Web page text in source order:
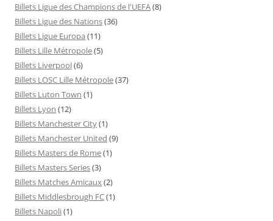
Billets Ligue des Champions de l'UEFA(8)
Billets Ligue des Nations(36)
Billets Ligue Europa (11)
Billets Lille Métropole(5)
Billets Liverpool(6)
Billets LOSC Lille Métropole(37)
Billets Luton Town (1)
Billets Lyon (12)
Billets Manchester City(1)
Billets Manchester United (9)
Billets Masters de Rome(1)
Billets Masters Series(3)
Billets Matches Amicaux(2)
Billets Middlesbrough FC(1)
Billets Napoli(1)